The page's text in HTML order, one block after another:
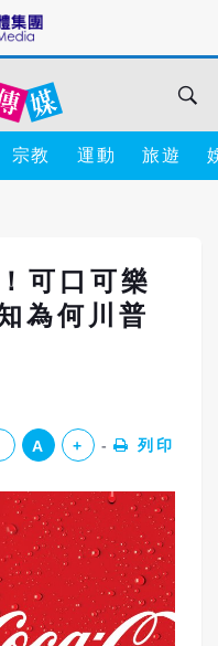
宗教 運動 旅遊
可口可樂
為何川普
A + 列印